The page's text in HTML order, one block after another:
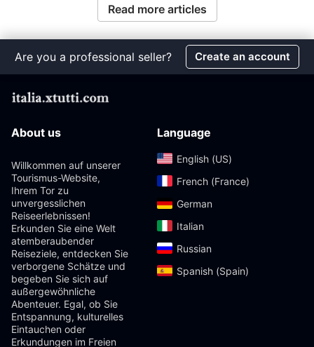
Read more articles
Are you a professional seller? Create an account
About us
Willkommen auf unserer
Tourismus-Website,
Ihrem Tor zu
unvergesslichen
Reiseerlebnissen!
Erkunden Sie eine Welt
atemberaubender
Reiseziele, entdecken Sie
verborgene Schätze und
begeben Sie sich auf
außergewöhnliche
Abenteuer. Egal, ob Sie
Entspannung, kulturelles
Eintauchen oder
Erkundungen im Freien
Language
English (US)‎
French (France)‎
German‎
Italian‎
Russian‎
Spanish (Spain)‎